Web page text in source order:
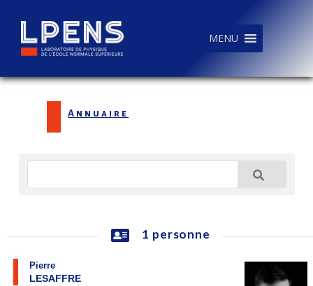
MENU
Annuaire
1 personne
Pierre
LESAFFRE